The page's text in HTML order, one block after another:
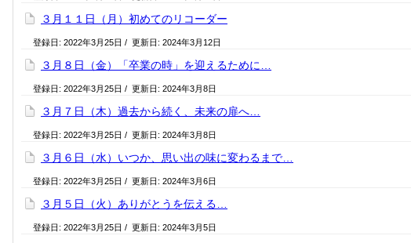
３月１１日（月）初めてのリコーダー
登録日: 2022年3月25日 / 更新日: 2024年3月12日
３月８日（金）「卒業の時」を迎えるために…
登録日: 2022年3月25日 / 更新日: 2024年3月8日
３月７日（木）過去から続く、未来の扉へ…
登録日: 2022年3月25日 / 更新日: 2024年3月8日
３月６日（水）いつか、思い出の味に変わるまで…
登録日: 2022年3月25日 / 更新日: 2024年3月6日
３月５日（火）ありがとうを伝える…
登録日: 2022年3月25日 / 更新日: 2024年3月5日